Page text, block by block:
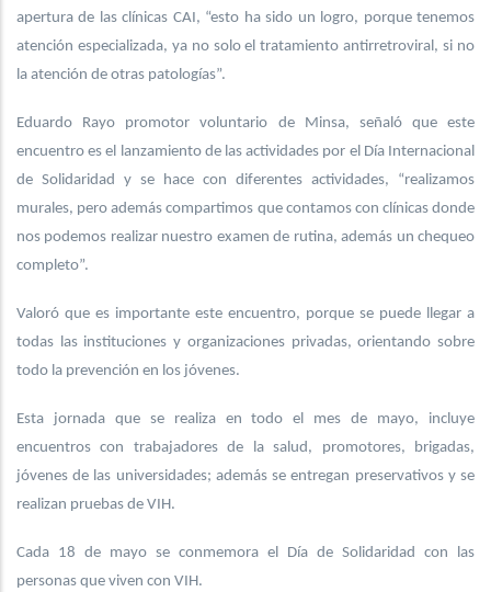
apertura de las clínicas CAI, “esto ha sido un logro, porque tenemos
atención especializada, ya no solo el tratamiento antirretroviral, si no
la atención de otras patologías”.
Eduardo Rayo promotor voluntario de Minsa, señaló que este
encuentro es el lanzamiento de las actividades por el Día Internacional
de Solidaridad y se hace con diferentes actividades, “realizamos
murales, pero además compartimos que contamos con clínicas donde
nos podemos realizar nuestro examen de rutina, además un chequeo
completo”.
Valoró que es importante este encuentro, porque se puede llegar a
todas las instituciones y organizaciones privadas, orientando sobre
todo la prevención en los jóvenes.
Esta jornada que se realiza en todo el mes de mayo, incluye
encuentros con trabajadores de la salud, promotores, brigadas,
jóvenes de las universidades; además se entregan preservativos y se
realizan pruebas de VIH.
Cada 18 de mayo se conmemora el Día de Solidaridad con las
personas que viven con VIH.